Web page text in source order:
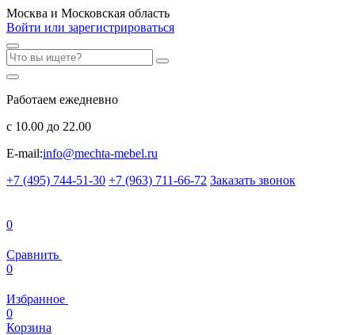
Москва и Московская область
Войти или зарегистрироваться
Работаем ежедневно
с 10.00 до 22.00
E-mail:info@mechta-mebel.ru
+7 (495) 744-51-30 +7 (963) 711-66-72 Заказать звонок
0
Сравнить
0
Избранное
0
Корзина